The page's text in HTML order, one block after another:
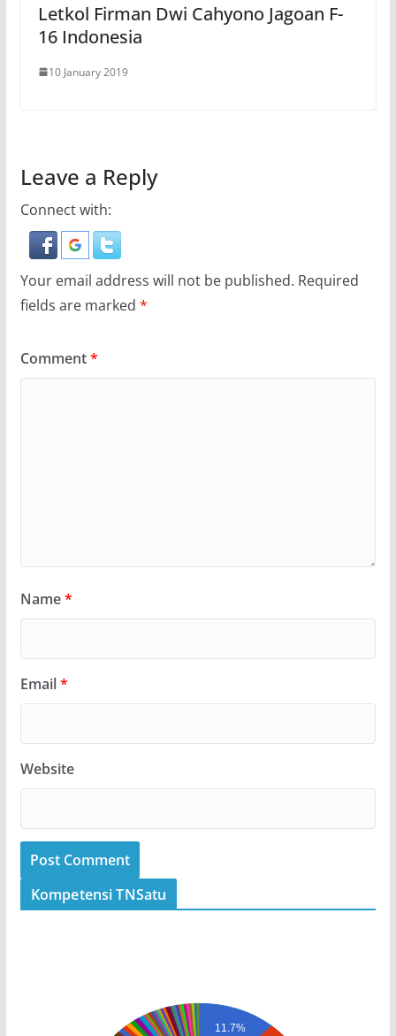
Letkol Firman Dwi Cahyono Jagoan F-
16 Indonesia
10 January 2019
Leave a Reply
Connect with:
Your email address will not be published. Required
fields are marked *
Comment*
Name*
Email*
Website
Kompetensi TNSatu
11.7%